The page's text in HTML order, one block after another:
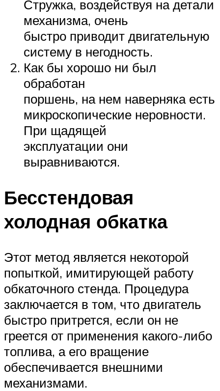
Стружка, воздействуя на детали
механизма, очень
быстро приводит двигательную
систему в негодность.
Как бы хорошо ни был
обработан
поршень, на нем наверняка есть
микроскопические неровности.
При щадящей
эксплуатации они
выравниваются.
Бесстендовая
холодная обкатка
Этот метод является некоторой
попыткой, имитирующей работу
обкаточного стенда. Процедура
заключается в том, что двигатель
быстро притрется, если он не
греется от применения какого-либо
топлива, а его вращение
обеспечивается внешними
механизмами.